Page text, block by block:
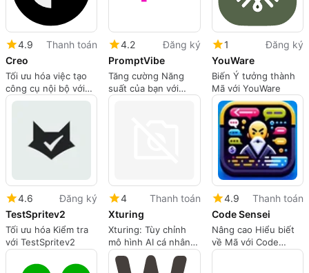
4.9
Thanh toán
Creo
Tối ưu hóa việc tạo
công cụ nội bộ với
Creo
4.2
Đăng ký
PromptVibe
Tăng cường Năng
suất của bạn với
PromptVibe
1
Đăng ký
YouWare
Biến Ý tưởng thành
Mã với YouWare
4.6
Đăng ký
TestSpritev2
Tối ưu hóa Kiểm tra
với TestSpritev2
4
Thanh toán
Xturing
Xturing: Tùy chỉnh
mô hình AI cá nhân
hóa
4.9
Thanh toán
Code Sensei
Nâng cao Hiểu biết
về Mã với Code
Sensei